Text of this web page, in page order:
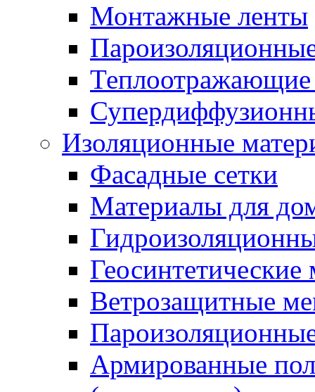
Монтажные ленты
Теплоотражающие
Изоляционные
Фасадные сетки
Материалы для
Геосинтетические
Ветрозащитные
Армированные